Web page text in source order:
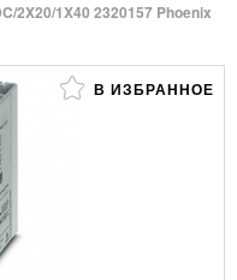
2X20/1X40 2320157 Phoenix
В ИЗБРАННОЕ